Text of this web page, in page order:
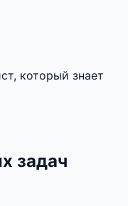
который знает
задач